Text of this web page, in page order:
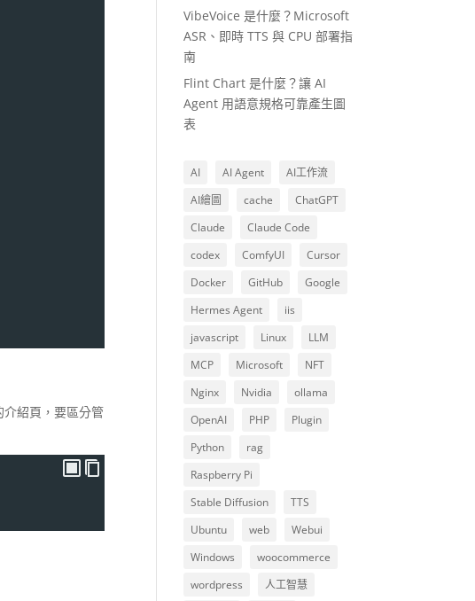
紹頁，要區分管
VibeVoice 是什麼？Microsoft
ASR、即時 TTS 與 CPU 部署指
南
Flint Chart 是什麼？讓 AI
Agent 用語意規格可靠產生圖
表
AI AI Agent
AI工作流
AI繪圖
cache
ChatGPT
Claude
Claude Code
codex
ComfyUI
Cursor
Docker
GitHub
Google
Hermes Agent
iis
javascript
Linux
LLM
MCP
Microsoft
NFT
Nginx
Nvidia
ollama
OpenAI
PHP
Plugin
Python
rag
Raspberry Pi
Stable Diffusion
TTS
Ubuntu
web
Webui
Windows
woocommerce
wordpress
人工智慧